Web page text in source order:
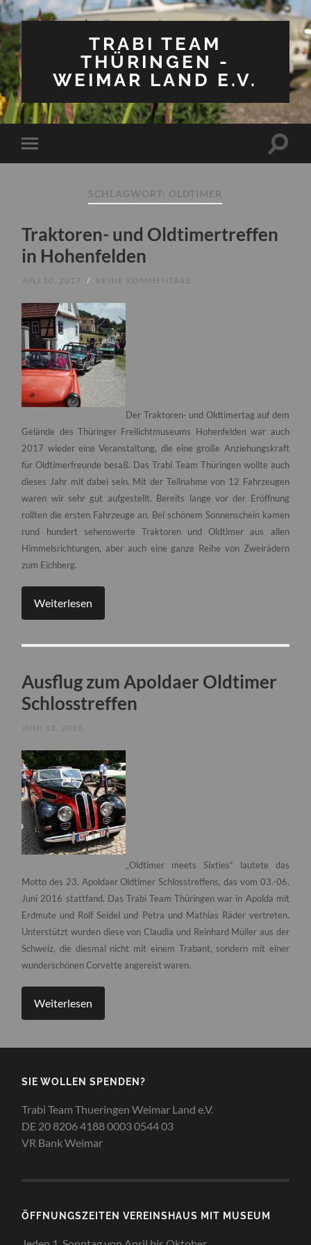
TRABI TEAM
THÜRINGEN -
WEIMAR LAND E.V.
Mobile-
Menü
SCHLAGWORT: OLDTIMER
Traktoren- und Oldtimertreffen
in Hohenfelden
JULI 10, 2017 / KEINE KOMMENTARE
Der Traktoren- und Oldtimertag auf dem
Gelände des Thüringer Freilichtmuseums Hohenfelden war auch
2017 wieder eine Veranstaltung, die eine große Anziehungskraft
für Oldtimerfreunde besaß. Das Trabi Team Thüringen wollte auch
dieses Jahr mit dabei sein. Mit der Teilnahme von 12 Fahrzeugen
waren wir sehr gut aufgestellt. Bereits lange vor der Eröffnung
rollten die ersten Fahrzeuge an. Bei schönem Sonnenschein kamen
rund hundert sehenswerte Traktoren und Oldtimer aus allen
Himmelsrichtungen, aber auch eine ganze Reihe von Zweirädern
zum Eichberg.
Weiterlesen
Ausflug zum Apoldaer Oldtimer
Schlosstreffen
JUNI 13, 2016
„Oldtimer meets Sixties“ lautete das
Motto des 23. Apoldaer Oldtimer Schlosstreffens, das vom 03.-06.
Juni 2016 stattfand. Das Trabi Team Thüringen war in Apolda mit
Erdmute und Rolf Seidel und Petra und Mathias Räder vertreten.
Unterstützt wurden diese von Claudia und Reinhard Müller aus der
Schweiz, die diesmal nicht mit einem Trabant, sondern mit einer
wunderschönen Corvette angereist waren.
Weiterlesen
SIE WOLLEN SPENDEN?
Trabi Team ThueringenWeimar Land e.V.
DE 20 8206 4188 0003 0544 03
VR Bank Weimar
ÖFFNUNGSZEITEN VEREINSHAUS MIT MUSEUM